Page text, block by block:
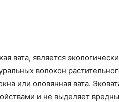
вата, является
волокон
или оловянная вата.
и не выделяет